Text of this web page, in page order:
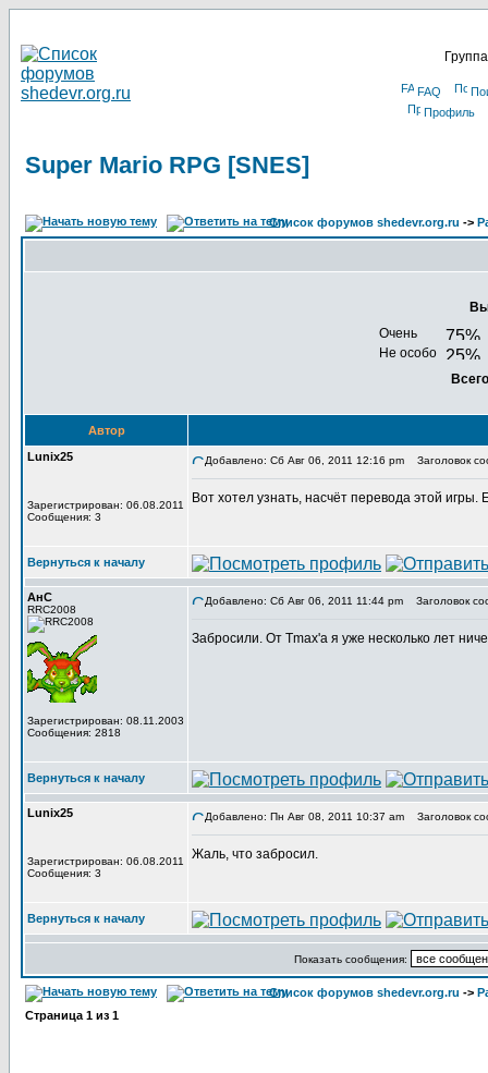
FAQ
Профиль
Super Mario RPG [SNES]
Список форумов shedevr.org.ru ->
Очень
Не особо
Автор
Lunix25
Зарегистрирован: 06.08.2011
Сообщения: 3
Добавлено: Сб Авг 06, 2011 12:16 pm Заголовок
Вот хотел узнать, насчёт перевода этой
Вернуться к началу
АнС
RRC2008
Зарегистрирован: 08.11.2003
Сообщения: 2818
Добавлено: Сб Авг 06, 2011 11:44 pm Заголовок
Забросили. От Tmax'а я уже несколько лет
Вернуться к началу
Lunix25
Зарегистрирован: 06.08.2011
Сообщения: 3
Добавлено: Пн Авг 08, 2011 10:37 am Заголовок
Жаль, что забросил.
Вернуться к началу
Показать сообщения:
Список форумов shedevr.org.ru ->
Страница 1 из 1